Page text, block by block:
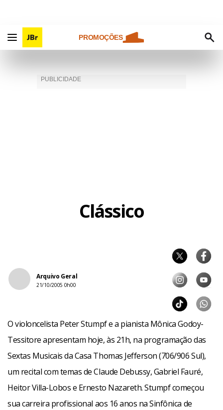
PROMOÇÕES
Clássico
Arquivo Geral
21/10/2005 0h00
O violoncelista Peter Stumpf e a pianista Mônica Godoy-
Tessitore apresentam hoje, às 21h, na programação das
Sextas Musicais da Casa Thomas Jefferson (706/906 Sul),
um recital com temas de Claude Debussy, Gabriel Fauré,
Heitor Villa-Lobos e Ernesto Nazareth. Stumpf começou
sua carreira profissional aos 16 anos na Sinfônica de